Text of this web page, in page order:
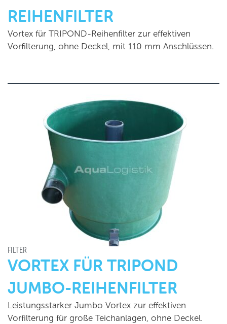
REIHENFILTER
Vortex für TRIPOND-Reihenfilter zur effektiven
Vorfilterung, ohne Deckel, mit 110 mm Anschlüssen.
FILTER
VORTEX FÜR TRIPOND
JUMBO-REIHENFILTER
Leistungsstarker Jumbo Vortex zur effektiven
Vorfilterung für große Teichanlagen, ohne Deckel.